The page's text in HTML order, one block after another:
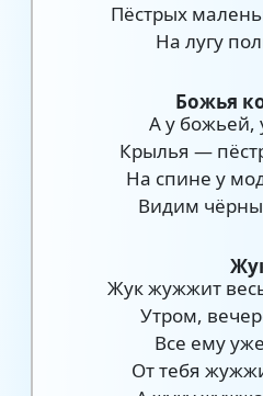
Пёстрых
На лугу
Божья
А у божьей,
Крылья —
На спине у
Видим
Жук жужжит
Утром,
Все ему
От тебя